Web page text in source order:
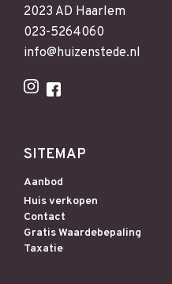
2023 AD Haarlem
023-5264060
info@huizenstede.nl
SITEMAP
Aanbod
Huis verkopen
Contact
Gratis Waardebepaling
Taxatie